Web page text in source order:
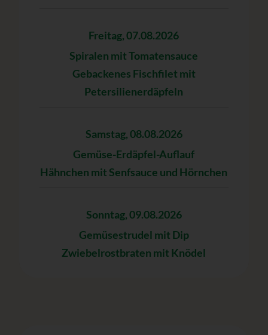
Freitag, 07.08.2026
Spiralen mit Tomatensauce
Gebackenes Fischfilet mit
Petersilienerdäpfeln
Samstag, 08.08.2026
Gemüse-Erdäpfel-Auflauf
Hähnchen mit Senfsauce und Hörnchen
Sonntag, 09.08.2026
Gemüsestrudel mit Dip
Zwiebelrostbraten mit Knödel